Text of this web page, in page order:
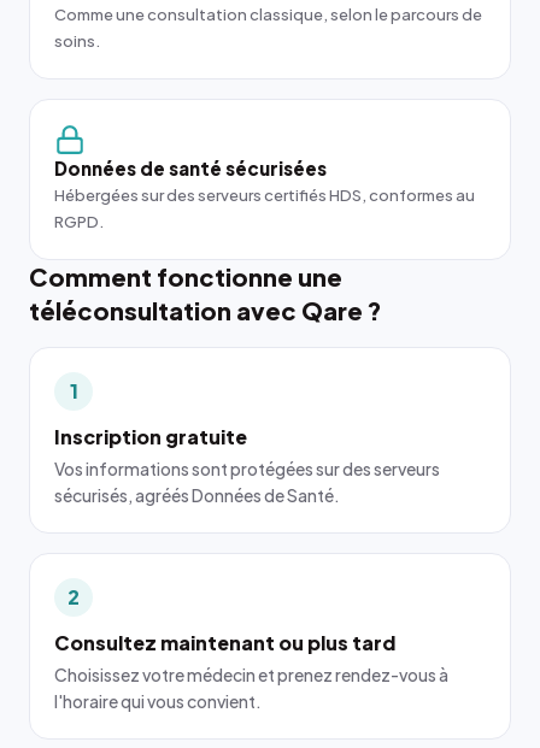
Comme une consultation classique, selon le parcours de
soins.
Données de santé sécurisées
Hébergées sur des serveurs certifiés HDS, conformes au
RGPD.
Comment fonctionne une
téléconsultation avec Qare ?
1
Inscription gratuite
Vos informations sont protégées sur des serveurs
sécurisés, agréés Données de Santé.
2
Consultez maintenant ou plus tard
Choisissez votre médecin et prenez rendez-vous à
l'horaire qui vous convient.